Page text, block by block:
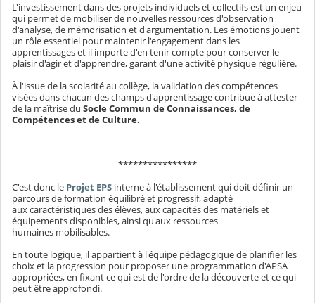
L'investissement dans des projets individuels et collectifs est un enjeu
qui permet de mobiliser de nouvelles ressources d'observation
d'analyse, de mémorisation et d'argumentation. Les émotions jouent
un rôle essentiel pour maintenir l'engagement dans les
apprentissages et il importe d'en tenir compte pour conserver le
plaisir d'agir et d'apprendre, garant d'une activité physique régulière.
À l'issue de la scolarité au collège, la validation des compétences
visées dans chacun des champs d'apprentissage contribue à attester
de la maîtrise du Socle Commun de Connaissances, de
Compétences et de Culture.
****************
C'est donc le Projet EPS interne à l'établissement qui doit définir un
parcours de formation équilibré et progressif, adapté
aux caractéristiques des élèves, aux capacités des matériels et
équipements disponibles, ainsi qu'aux ressources
humaines mobilisables.
En toute logique, il appartient à l'équipe pédagogique de planifier les
choix et la progression pour proposer une programmation d'APSA
appropriées, en fixant ce qui est de l'ordre de la découverte et ce qui
peut être approfondi.